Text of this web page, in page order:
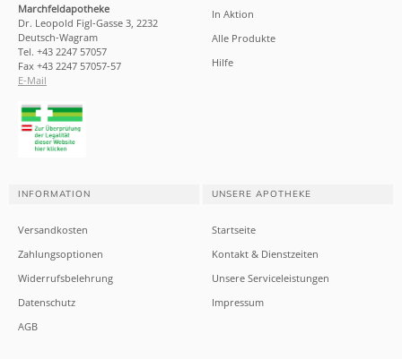
Marchfeldapotheke
Dr. Leopold Figl-Gasse 3, 2232
Deutsch-Wagram
Tel. +43 2247 57057
Fax +43 2247 57057-57
E-Mail
In Aktion
Alle Produkte
Hilfe
INFORMATION
Versandkosten
Zahlungsoptionen
Widerrufsbelehrung
Datenschutz
AGB
UNSERE APOTHEKE
Startseite
Kontakt & Dienstzeiten
Unsere Serviceleistungen
Impressum